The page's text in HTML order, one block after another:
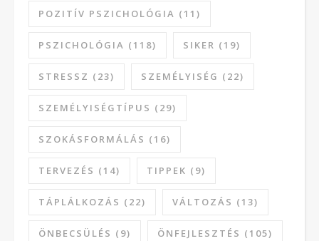
POZITÍV PSZICHOLÓGIA (11)
PSZICHOLÓGIA (118) SIKER (19)
STRESSZ (23) SZEMÉLYISÉG (22)
SZEMÉLYISÉGTÍPUS (29)
SZOKÁSFORMÁLÁS (16)
TERVEZÉS (14) TIPPEK (9)
TÁPLÁLKOZÁS (22) VÁLTOZÁS (13)
ÖNBECSÜLÉS (9) ÖNFEJLESZTÉS (105)